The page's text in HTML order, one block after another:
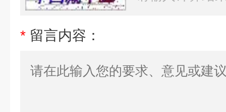
* 留言内容：